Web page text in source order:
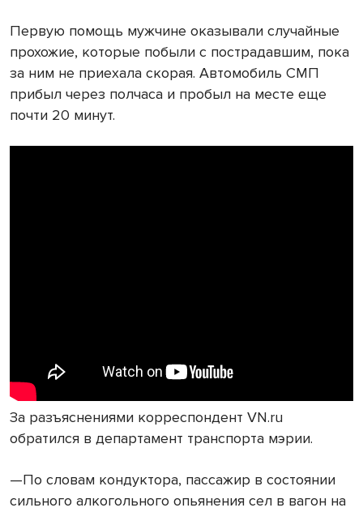
Первую помощь мужчине оказывали случайные
прохожие, которые побыли с пострадавшим, пока
за ним не приехала скорая. Автомобиль СМП
прибыл через полчаса и пробыл на месте еще
почти 20 минут.
За разъяснениями корреспондент VN.ru
обратился в департамент транспорта мэрии.
—По словам кондуктора, пассажир в состоянии
сильного алкогольного опьянения сел в вагон на